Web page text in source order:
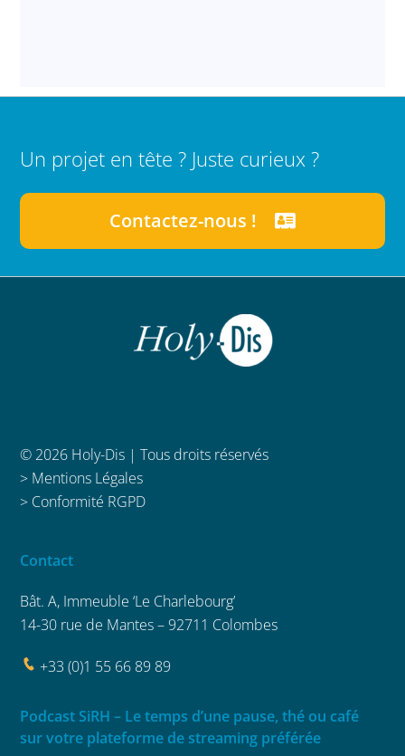
Un projet en tête ? Juste curieux ?
Contactez-nous !
© 2026 Holy-Dis | Tous droits réservés
> Mentions Légales
> Conformité RGPD
Contact
Bât. A, Immeuble ‘Le Charlebourg’
14-30 rue de Mantes – 92711 Colombes
+33 (0)1 55 66 89 89
Podcast SiRH – Le temps d’une pause, thé ou café
sur votre plateforme de streaming préférée